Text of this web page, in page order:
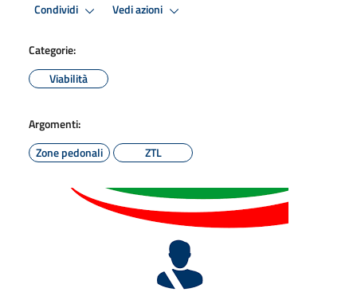
Condividi Vedi azioni
Categorie:
Viabilità
Argomenti:
Zone pedonali
ZTL